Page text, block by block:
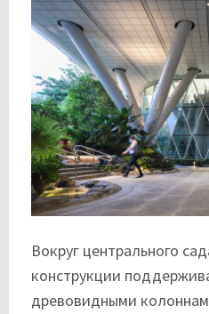
Вокруг центрального
конструкции
древовидными